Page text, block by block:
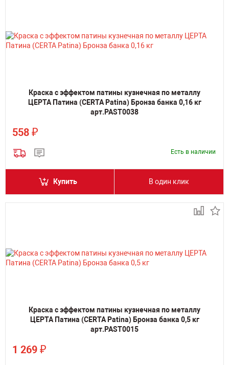
Краска с эффектом патины кузнечная по металлу
ЦЕРТА Патина (CERTA Patina) Бронза банка 0,16 кг
арт.PAST0038
558 ₽
Есть в наличии
Купить В один клик
Краска с эффектом патины кузнечная по металлу
ЦЕРТА Патина (CERTA Patina) Бронза банка 0,5 кг
арт.PAST0015
1 269 ₽